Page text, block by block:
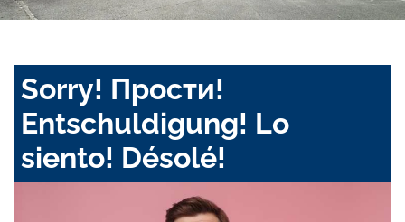
Sorry! Прости!
Entschuldigung! Lo
siento! Désolé!